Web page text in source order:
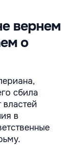
вернем
о
сбила
в